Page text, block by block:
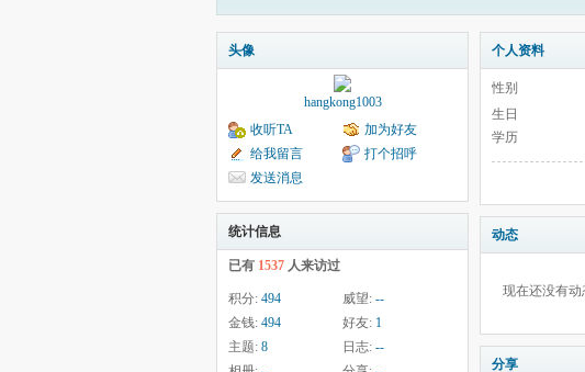
头像
hangkong1003
收听TA
加为好友
给我留言
打个招呼
发送消息
统计信息
已有 1537 人来访过
积分: 494 威望: --
金钱: 494 好友: 1
主题: 8 日志: --
个人资料
性别
生日
学历
动态
现在还没有动
分享